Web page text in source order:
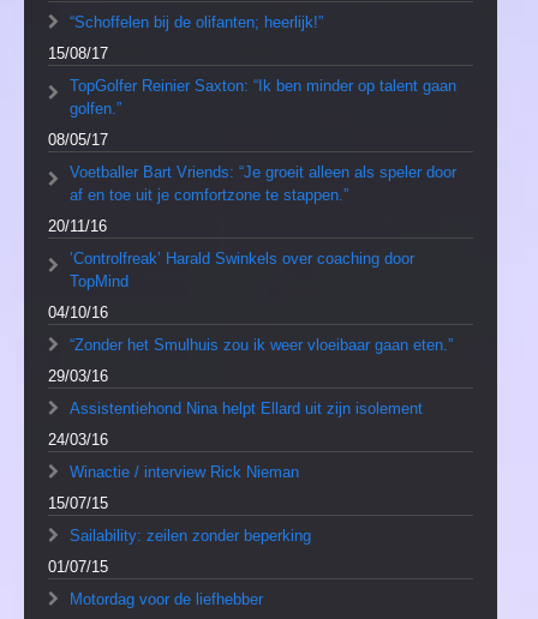
“Schoffelen bij de olifanten; heerlijk!”
15/08/17
TopGolfer Reinier Saxton: “Ik ben minder op talent gaan
golfen.”
08/05/17
Voetballer Bart Vriends: “Je groeit alleen als speler door
af en toe uit je comfortzone te stappen.”
20/11/16
’Controlfreak’ Harald Swinkels over coaching door
TopMind
04/10/16
“Zonder het Smulhuis zou ik weer vloeibaar gaan eten.”
29/03/16
Assistentiehond Nina helpt Ellard uit zijn isolement
24/03/16
Winactie / interview Rick Nieman
15/07/15
Sailability: zeilen zonder beperking
01/07/15
Motordag voor de liefhebber